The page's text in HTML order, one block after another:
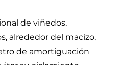
de viñedos,
alrededor del macizo,
de amortiguación